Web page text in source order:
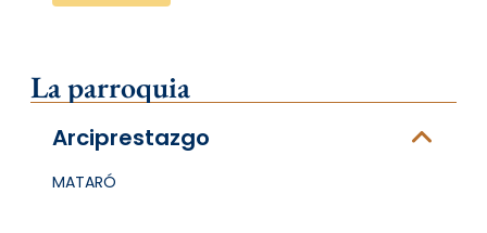
La parroquia
Arciprestazgo
MATARÓ